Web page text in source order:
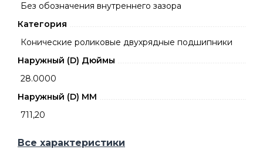
Без обозначения внутреннего зазора
Категория
Конические роликовые двухрядные подшипники
Наружный (D) Дюймы
28.0000
Наружный (D) ММ
711,20
Все характеристики